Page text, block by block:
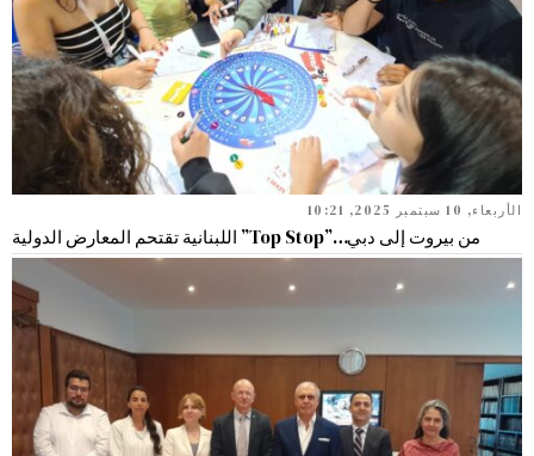
الأربعاء, 10 سبتمبر 2025, 10:21
من بيروت إلى دبي…”Top Stop” اللبنانية تقتحم المعارض الدولية